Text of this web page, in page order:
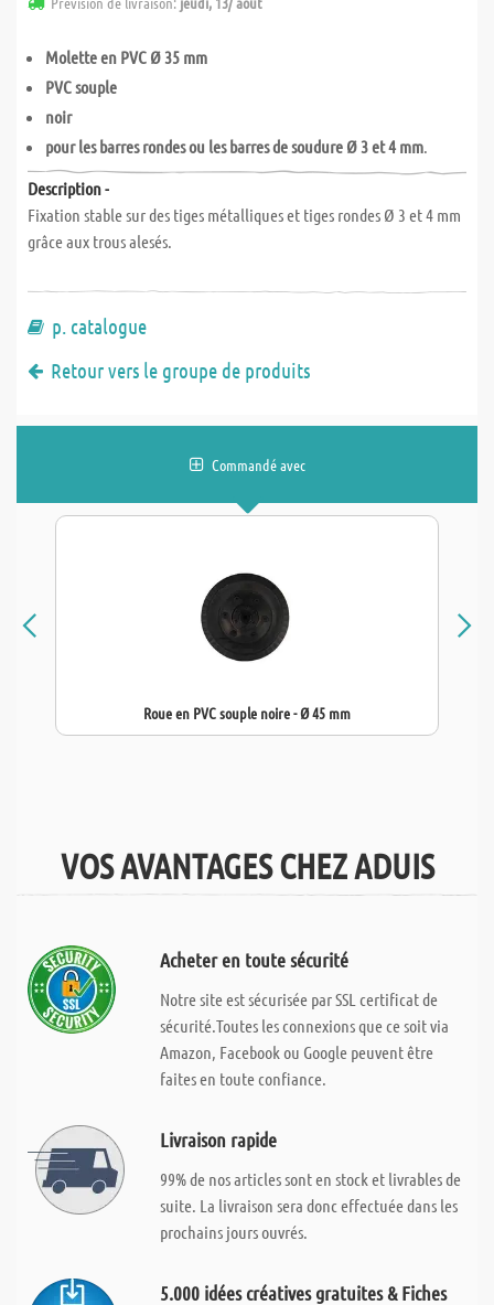
Molette en PVC Ø 35 mm
PVC souple
noir
pour les barres rondes ou les barres de soudure Ø 3 et 4 mm.
Description -
Fixation stable sur des tiges métalliques et tiges rondes Ø 3 et 4 mm
grâce aux trous alesés.
p. catalogue
Retour vers le groupe de produits
Commandé avec
Roue en PVC souple noire - Ø 45 mm
VOS AVANTAGES CHEZ ADUIS
Acheter en toute sécurité
Notre site est sécurisée par SSL certificat de
sécurité.Toutes les connexions que ce soit via
Amazon, Facebook ou Google peuvent être
faites en toute confiance.
Livraison rapide
99% de nos articles sont en stock et livrables de
suite. La livraison sera donc effectuée dans les
prochains jours ouvrés.
5.000 idées créatives gratuites & Fiches